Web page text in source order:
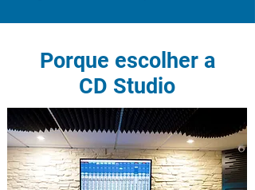
Porque escolher a
CD Studio